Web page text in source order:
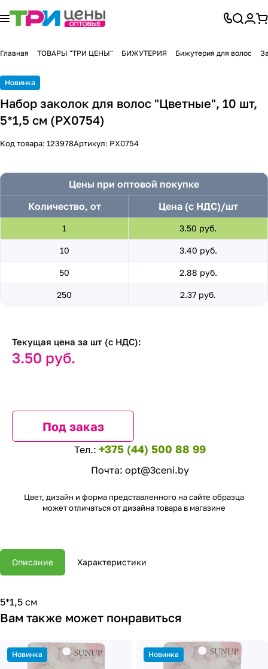
Главная ТОВАРЫ "ТРИ ЦЕНЫ" БИЖУТЕРИЯ Бижутерия для волос
Новинка
Набор заколок для волос "Цветные", 10 шт,
5*1,5 см (PX0754)
Код товара: 123978Артикул: PX0754
Цены при оптовой покупке
Количество, от
Цена (с НДС)/шт
1 3.50 руб.
10 3.40 руб.
50 2.88 руб.
250 2.37 руб.
Текущая цена за шт (с НДС):
3.50 руб.
Под заказ
Тел.: +375 (44) 500 88 99
Почта: opt@3ceni.by
Цвет, дизайн и форма представленного на сайте образца
может отличаться от дизайна товара в магазине
Описание Характеристики
5*1,5 см
Вам также может понравиться
Новинка Новинка